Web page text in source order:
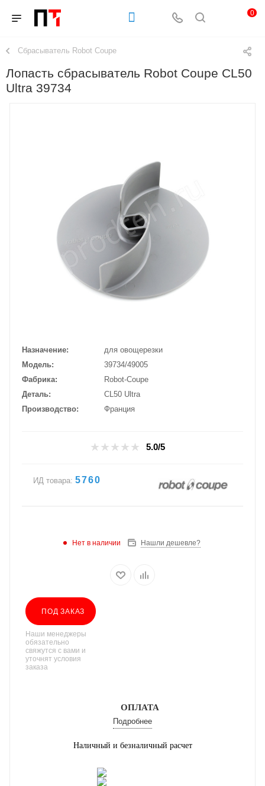
0
Сбрасыватель Robot Coupe
Лопасть сбрасыватель Robot Coupe CL50
Ultra 39734
Назначение
для овощерезки
Модель
39734/49005
Фабрика
Robot-Coupe
Деталь
CL50 Ultra
Производство
Франция
5.0/5
ИД товара: 5760
Нет в наличии Нашли дешевле?
ПОД ЗАКАЗ
Наши менеджеры
обязательно
свяжутся с вами и
уточнят условия
заказа
ОПЛАТА
Подробнее
Наличный и безналичный расчет